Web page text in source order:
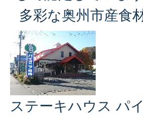
多彩な奥州市産食
ステーキハウス パ